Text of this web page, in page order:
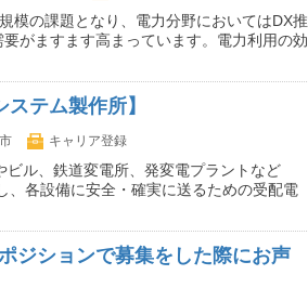
模の課題となり、電力分野においてはDX推
がますます高まっています。電力利用の効
テム製作所】
キャリア登録
ル、鉄道変電所、発変電プラントなど
、各設備に安全・確実に送るための受配電
ションで募集をした際にお声